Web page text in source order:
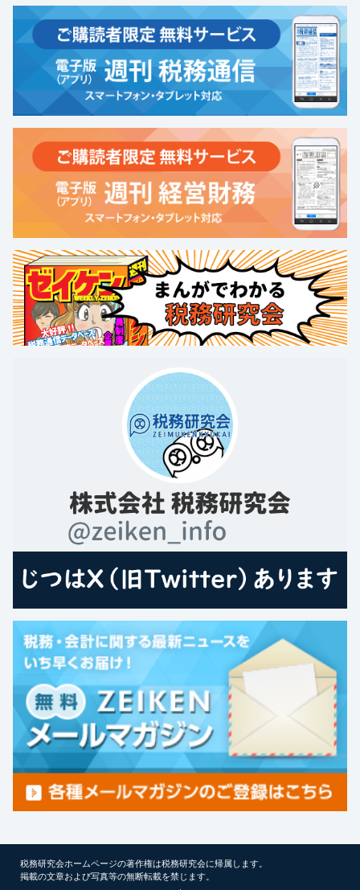
税務研究会ホームページの著作権は税務研究会に帰属します。
掲載の文章および写真等の無断転載を禁じます。